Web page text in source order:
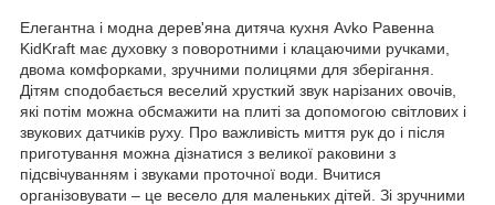
Елегантна і модна дерев'яна дитяча кухня Avko Равенна
KidKraft має духовку з поворотними і клацаючими ручками,
двома комфорками, зручними полицями для зберігання.
Дітям сподобається веселий хрусткий звук нарізаних овочів,
які потім можна обсмажити на плиті за допомогою світлових і
звукових датчиків руху. Про важливість миття рук до і після
приготування можна дізнатися з великої раковини з
підсвічуванням і звуками проточної води. Вчитися
організовувати – це весело для маленьких дітей. Зі зручними